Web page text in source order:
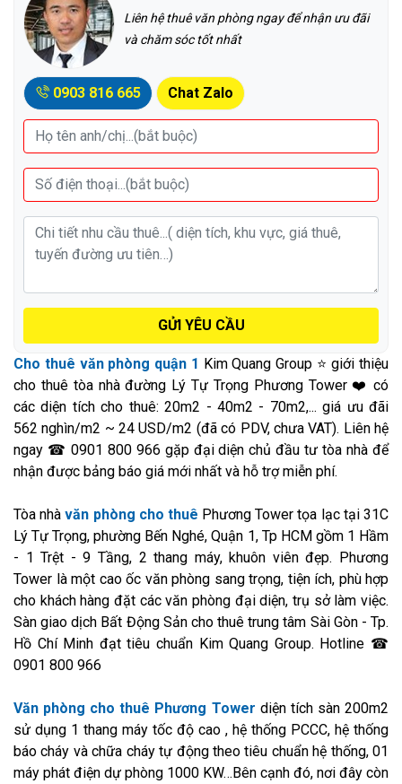
Liên hệ thuê văn phòng ngay để nhận ưu đãi
và chăm sóc tốt nhất
0903 816 665 Chat Zalo
GỬI YÊU CẦU
Cho thuê văn phòng quận 1 Kim Quang Group ⭐ giới thiệu
cho thuê tòa nhà đường Lý Tự Trọng Phương Tower ❤️ có
các diện tích cho thuê: 20m2 - 40m2 - 70m2,... giá ưu đãi
562 nghìn/m2 ~ 24 USD/m2 (đã có PDV, chưa VAT). Liên hệ
ngay ☎ 0901 800 966 gặp đại diện chủ đầu tư tòa nhà để
nhận được bảng báo giá mới nhất và hỗ trợ miễn phí.
Tòa nhàvăn phòng cho thuê Phương Tower tọa lạc tại 31C
Lý Tự Trọng, phường Bến Nghé, Quận 1, Tp HCM gồm 1 Hầm
- 1 Trệt - 9 Tầng, 2 thang máy, khuôn viên đẹp. Phương
Tower là một cao ốc văn phòng sang trọng, tiện ích, phù hợp
cho khách hàng đặt các văn phòng đại diện, trụ sở làm việc.
Sàn giao dịch Bất Động Sản cho thuê trung tâm Sài Gòn - Tp.
Hồ Chí Minh đạt tiêu chuẩn Kim Quang Group. Hotline ☎
0901 800 966
Văn phòng cho thuê Phương Tower diện tích sàn 200m2
sử dụng 1 thang máy tốc độ cao , hệ thống PCCC, hệ thống
báo cháy và chữa cháy tự động theo tiêu chuẩn hệ thống, 01
máy phát điện dự phòng 1000 KW…Bên cạnh đó, nơi đây còn